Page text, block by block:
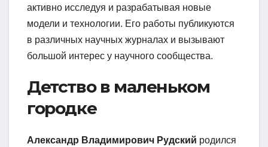
активно исследуя и разрабатывая новые
модели и технологии. Его работы публикуются
в различных научных журналах и вызывают
большой интерес у научного сообщества.
Детство в маленьком
городке
Александр Владимирович Рудский родился